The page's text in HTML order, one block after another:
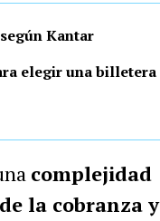
Kantar
elegir una billetera
complejidad
la cobranza y